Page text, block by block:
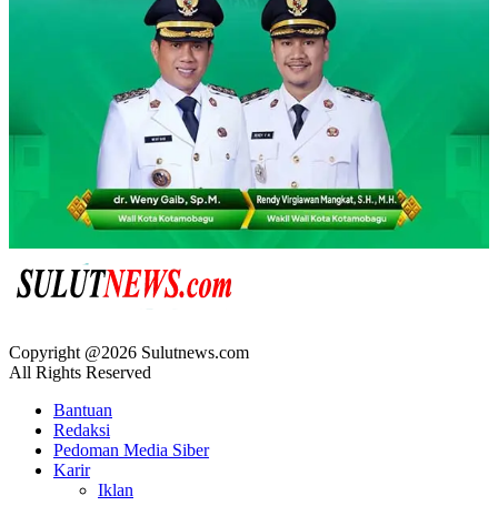
Copyright @2026 Sulutnews.com
All Rights Reserved
Bantuan
Redaksi
Pedoman Media Siber
Karir
Iklan